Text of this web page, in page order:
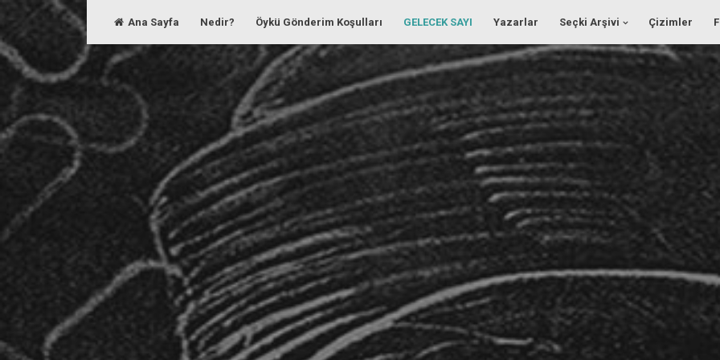
to
content
Ana Sayfa Nedir? Öykü Gönderim Koşulları GELECEK SAYI Yazarlar Seçki Arşivi Çizimler